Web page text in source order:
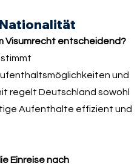
Nationalität
Visumrecht entscheidend?
und
regelt Deutschland sowohl
Aufenthalte effizient und
Einreise nach